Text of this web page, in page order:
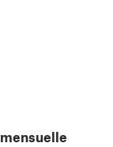
mensuelle